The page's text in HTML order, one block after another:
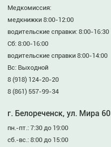
Медкомиссия:
медкнижки 8:00-12:00
водительские справки: 8:00-16:30
Сб: 8:00-16:00
водительские справки 8:00-14:00
Вс: Выходной
8 (918) 124-20-20
8 (861) 557-99-34
г. Белореченск, ул. Мира 60
пн.-пт.: 7:30 до 19:00
сб.-вс.: 8:00 до 15:00